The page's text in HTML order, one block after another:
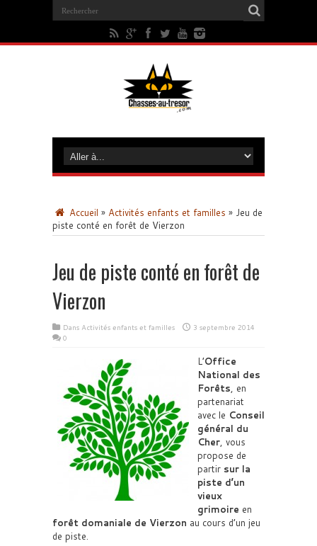
Accueil » Activités enfants et familles » Jeu de
piste conté en forêt de Vierzon
Jeu de piste conté en forêt de
Vierzon
Dans Activités enfants et familles
3 septembre 2014
0
L’Office
National des
Forêts, en
partenariat
avec le Conseil
général du
Cher, vous
propose de
partir sur la
piste d’un
vieux
grimoire en
forêt domaniale de Vierzon au cours d’un jeu
de piste.